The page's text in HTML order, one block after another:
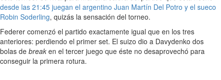
desde las 21:45 juegan el argentino Juan Martín Del Potro y el sueco
Robin Soderling, quizás la sensación del torneo.
Federer comenzó el partido exactamente igual que en los tres
anteriores: perdiendo el primer set. El suizo dio a Davydenko dos
bolas de break en el tercer juego que éste no desaprovechó para
conseguir la primera rotura.